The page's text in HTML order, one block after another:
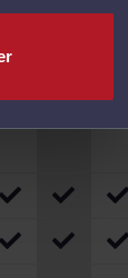
MAR MER